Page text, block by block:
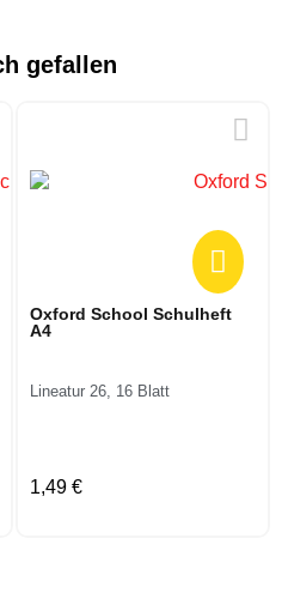
gefallen
Oxford School Schulheft
A4
Lineatur 26, 16 Blatt
1,49 €